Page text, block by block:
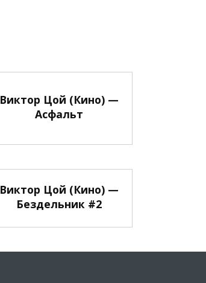
Виктор Цой (Кино) —
Асфальт
Виктор Цой (Кино) —
Бездельник #2